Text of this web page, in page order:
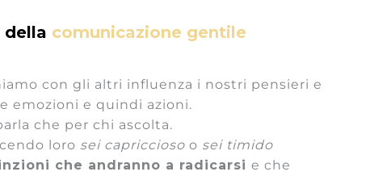
della comunicazione gentile
con gli altri influenza i nostri pensieri e
emozioni e quindi azioni.
che per chi ascolta.
loro sei capriccioso o sei timido
che andranno a radicarsi e che